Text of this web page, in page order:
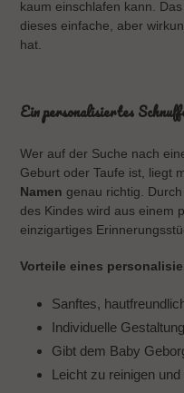
kaum einschlafen kann.
dieses einfache, aber
hat.
Ein personalisiertes
Wer auf der Suche nach
Geburt oder Taufe ist, liegt
Namen genau richtig.
des Kindes wird aus einem
einzigartiges
Vorteile eines
Sanftes,
Individuelle
Gibt dem Baby
Leicht zu reinigen